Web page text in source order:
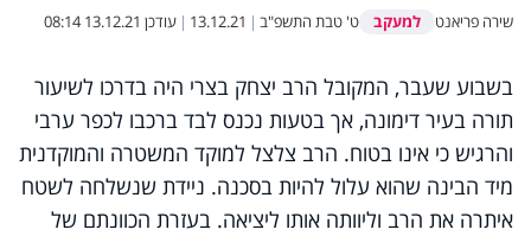
שירה פריאנט למעקב ט' טבת התשפ"ב |
13.12.21
| עודכן 13.12.21 08:14
בשבוע שעבר, המקובל הרב יצחק בצרי היה בדרכו לשיעור
תורה בעיר דימונה, אך בטעות נכנס לבד ברכבו לכפר ערבי
והרגיש כי אינו בטוח. הרב צלצל למוקד המשטרה והמוקדנית
מיד הבינה שהוא עלול להיות בסכנה. ניידת שנשלחה לשטח
איתרה את הרב וליוותה אותו ליציאה. בעזרת הכוונתם של